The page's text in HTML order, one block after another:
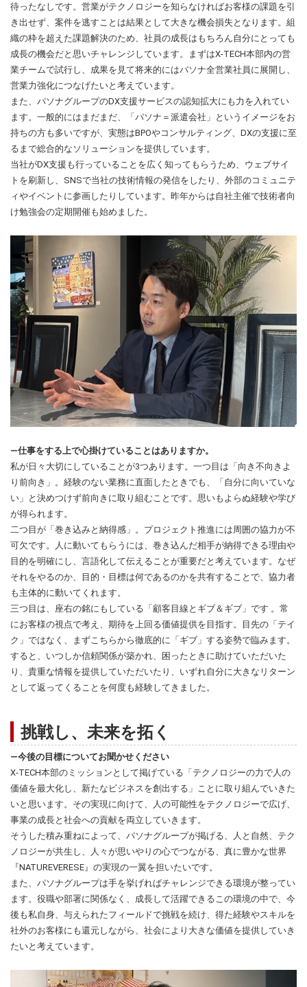
待ったなしです。営業がテクノロジーを知らなければお客様の課題を引
き出せず、案件を逃すことは結果として大きな機会損失となります。組
織の枠を超えた課題解決のため、社員の成長はもちろん自分にとっても
成長の機会だと思いチャレンジしています。まずはX-TECH本部内の営
業チームで試行し、成果を見て将来的にはパソナ全営業社員に展開し、
営業力強化につなげたいと考えています。
また、パソナグループのDX支援サービスの認知拡大にも力を入れてい
ます。一般的にはまだまだ、「パソナ＝派遣会社」というイメージをお
持ちの方も多いですが、実態はBPOやコンサルティング、DXの支援に至
るまで総合的なソリューションを提供しています。
当社がDX支援も行っていることを広く知ってもらうため、ウェブサイ
トを刷新し、SNSで当社の技術情報の発信をしたり、外部のコミュニテ
ィやイベントに参画したりしています。昨年からは自社主催で技術者向
け勉強会の定期開催も始めました。
―仕事をする上で心掛けていることはありますか。
私が日々大切にしていることが3つあります。一つ目は「向き不向きよ
り前向き」。経験のない業務に直面したときでも、「自分に向いていな
い」と決めつけず前向きに取り組むことです。思いもよらぬ経験や学び
が得られます。
二つ目が「巻き込みと納得感」。プロジェクト推進には周囲の協力が不
可欠です。人に動いてもらうには、巻き込んだ相手が納得できる理由や
目的を明確にし、言語化して伝えることが重要だと考えています。なぜ
それをやるのか、目的・目標は何であるのかを共有することで、協力者
も主体的に動いてくれます。
三つ目は、座右の銘にもしている「顧客目線とギブ＆ギブ」です 。常
にお客様の視点で考え、期待を上回る価値提供を目指す。目先の「テイ
ク」ではなく、まずこちらから徹底的に「ギブ」する姿勢で臨みます。
すると、いつしか信頼関係が築かれ、困ったときに助けていただいた
り、貴重な情報を提供していただいたり、いずれ自分に大きなリターン
として返ってくることを何度も経験してきました。
挑戦し、未来を拓く
―今後の目標についてお聞かせください
X-TECH本部のミッションとして掲げている「テクノロジーの力で人の
価値を最大化し、新たなビジネスを創出する」ことに取り組んでいきた
いと思います。その実現に向けて、人の可能性をテクノロジーで広げ、
事業の成長と社会への貢献を両立していきます。
そうした積み重ねによって、パソナグループが掲げる、人と自然、テク
ノロジーが共生し、人々が思いやりの心でつながる、真に豊かな世界
『NATUREVERESE』の実現の一翼を担いたいです。
また、パソナグループは手を挙げればチャレンジできる環境が整ってい
ます。役職や部署に関係なく、成長して活躍できるこの環境の中で、今
後も私自身、与えられたフィールドで挑戦を続け、得た経験やスキルを
社外のお客様にも還元しながら、社会により大きな価値を提供していき
たいと考えています。